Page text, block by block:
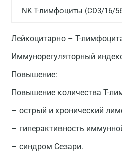
NK T-лимфоциты (CD3/16/
Лейкоцитарно – Т-
Иммунорегуляторный
Повышение:
Повышение количества Т-
острый и хронический
гиперактивность
синдром Сезари.